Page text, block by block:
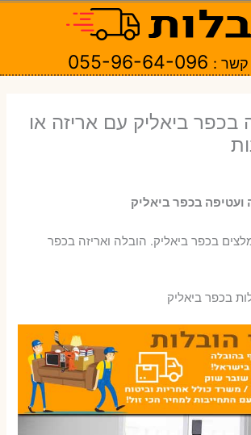
קשר : 055-96-64-096
בכפר ביאליק עם אריזה או
ועטיפה בכפר ביאליק
בכפר ביאליק. הובלה ואריזה בכפר
בכפר ביאליק